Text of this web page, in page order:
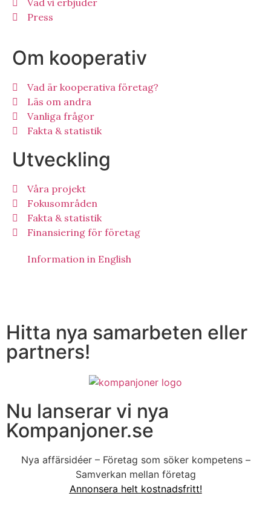
Vad vi erbjuder
Press
Om kooperativ
Vad är kooperativa företag?
Läs om andra
Vanliga frågor
Fakta & statistik
Utveckling
Våra projekt
Fokusområden
Fakta & statistik
Finansiering för företag
Information in English
Hitta nya samarbeten eller
partners!
Nu lanserar vi nya
Kompanjoner.se
Nya affärsidéer – Företag som söker kompetens –
Samverkan mellan företag
Annonsera helt kostnadsfritt!